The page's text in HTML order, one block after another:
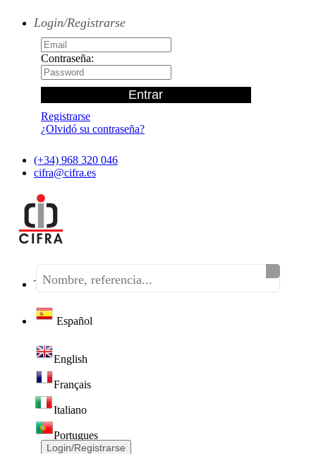
Login/Registrarse
Contraseña:
Registrarse
¿Olvidó su contraseña?
(+34) 968 320 046
cifra@cifra.es
Teléfono:(+34) 968 320 046
Español
English
Français
Italiano
Portugues
Login/Registrarse